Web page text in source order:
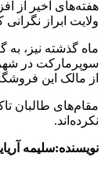
هفته‌های اخیر از
ولایت ابراز نگرانی
ماه گذشته نیز، به
از مالک این
مقام‌های طالبان
نکرده‌اند.
نویسنده:سلیمه